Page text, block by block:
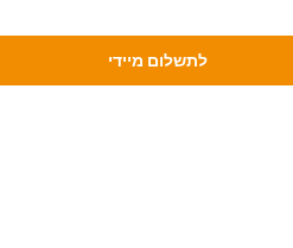
לתשלום מיידי